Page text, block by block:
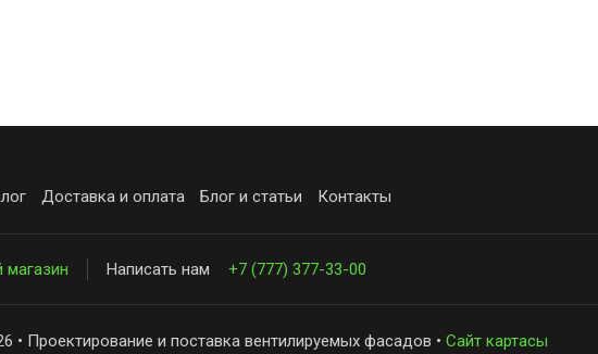
Доставка и оплата Блог и статьи Контакты
магазин Написать нам +7 (777) 377-33-00
• Проектирование и поставка вентилируемых фасадов • Сайт картасы